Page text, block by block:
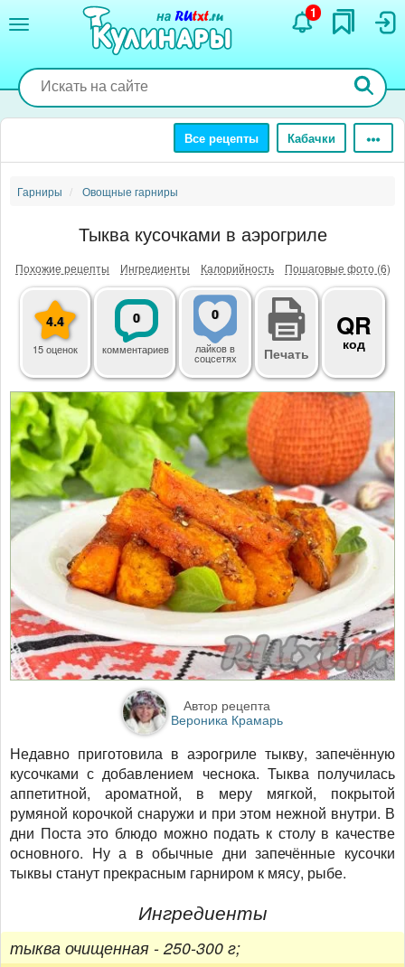
содержанию
1
Все рецепты Кабачки
Гарниры Овощные гарниры
Тыква кусочками в аэрогриле
Похожие рецепты Ингредиенты Калорийность Пошаговые фото (6)
4.4
15 оценок
0
комментариев
0
лайковв
соцсетях Печать
QR
код
Автор рецепта
Вероника Крамарь
Недавно приготовила в аэрогриле тыкву, запечённую
кусочками с добавлением чеснока. Тыква получилась
аппетитной, ароматной, в меру мягкой, покрытой
румяной корочкой снаружи и при этом нежной внутри. В
дни Поста это блюдо можно подать к столу в качестве
основного. Ну а в обычные дни запечённые кусочки
тыквы станут прекрасным гарниром к мясу, рыбе.
Ингредиенты
тыква очищенная - 250-300 г;